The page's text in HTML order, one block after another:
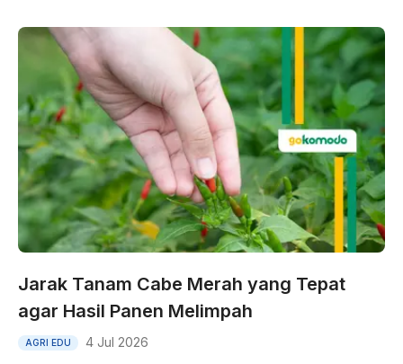
Jarak Tanam Cabe Merah yang Tepat
agar Hasil Panen Melimpah
AGRI EDU 4 Jul 2026